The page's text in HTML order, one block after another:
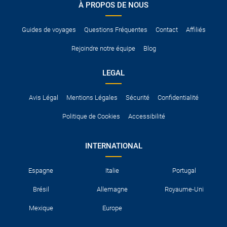
Pour vous en assurer, vous pouvez vous renseigner auprès des
services consulaires du pays concerné.
À PROPOS DE NOUS
Guides de voyages Questions Fréquentes Contact Affiliés
Rejoindre notre équipe Blog
LEGAL
Avis Légal Mentions Légales Sécurité Confidentialité
Politique de Cookies Accessibilité
INTERNATIONAL
Espagne Italie Portugal
Brésil Allemagne Royaume-Uni
Mexique Europe